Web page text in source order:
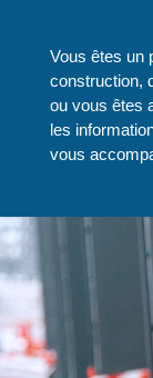
Vous êtes un
construction,
ou vous êtes
les
vous